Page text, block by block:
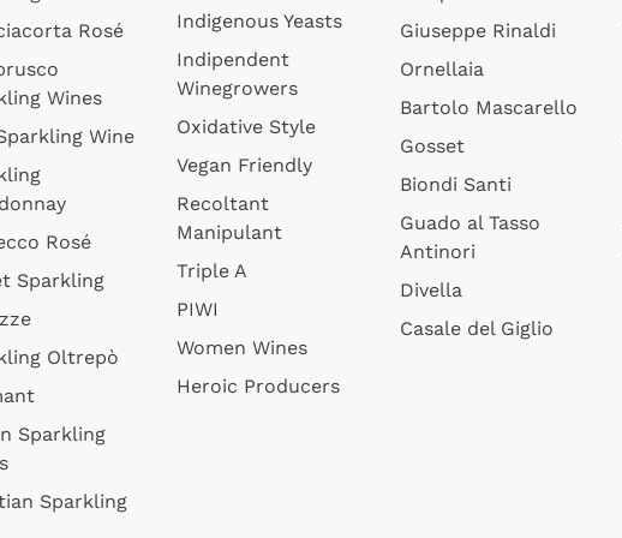
Rosé
Wines
Wine
Rosé
Sparkling
Oltrepò
Sparkling
Sparkling
Indigenous Yeasts
Indipendent
Winegrowers
Oxidative Style
Vegan Friendly
Recoltant
Manipulant
Triple A
PIWI
Women Wines
Heroic Producers
Giuseppe Rinaldi
Ornellaia
Bartolo Mascarello
Gosset
Biondi Santi
Guado al Tasso
Antinori
Divella
Casale del Giglio